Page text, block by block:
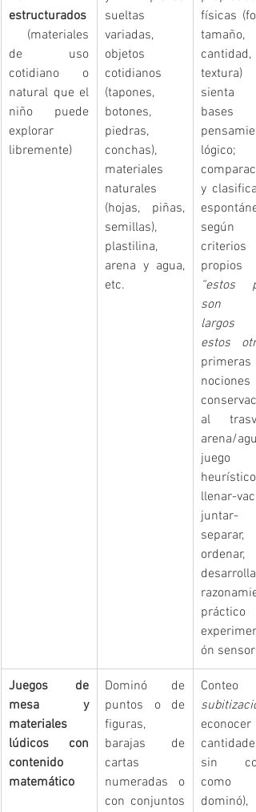
estructurados
(materiales
de uso
cotidiano o
natural que el
niño puede
explorar
libremente)
sueltas
variadas,
objetos
cotidianos
(tapones,
botones,
piedras,
conchas),
materiales
naturales
(hojas, piñas,
semillas),
plastilina,
arena y agua,
etc.
físicas
tamaño,
cantidad,
textura)
sienta
bases
lógico;
y
espontánea
según
criterios
“estos
son
largos
estos
primeras
al
arena/
juego
llenar-
juntar-
separar,
ordenar,
práctico
ón
Juegos de
mesa y
materiales
lúdicos con
contenido
matemático
Dominó de
puntos o de
figuras,
barajas de
cartas
numeradas o
con conjuntos
econocer
cantidades
sin
como
dominó),